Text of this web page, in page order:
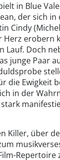
in Blue
der sich in
Cindy
Herz erobern
Lauf. Doch
junge Paar
die Ewigkeit
in der
Killer, über